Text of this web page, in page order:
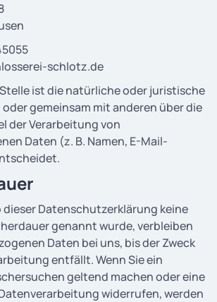
schlotz.de
ist die natürliche oder juristische
oder gemeinsam mit anderen über die
der Verarbeitung von
Daten (z. B. Namen, E-Mail-
Datenschutzerklärung keine
genannt wurde, verbleiben
Daten bei uns, bis der Zweck
entfällt. Wenn Sie ein
geltend machen oder eine
widerrufen, werden